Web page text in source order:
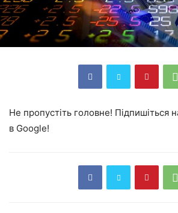
Не пропустіть головне! Підпишіться
в Google!